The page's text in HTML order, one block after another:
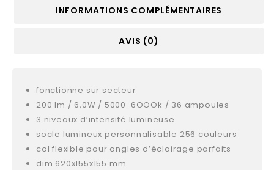
INFORMATIONS COMPLÉMENTAIRES
AVIS (0)
fonctionne sur secteur
200 lm / 6,0W / 5000-6OOOk / 36 ampoules
3 niveaux d’intensité lumineuse
socle lumineux personnalisable 256 couleurs
col flexible pour angles d’éclairage parfaits
dim 620x155x155 mm